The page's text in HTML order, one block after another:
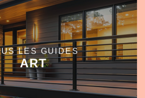
LES GUIDES
ART
EN SAVOIR +